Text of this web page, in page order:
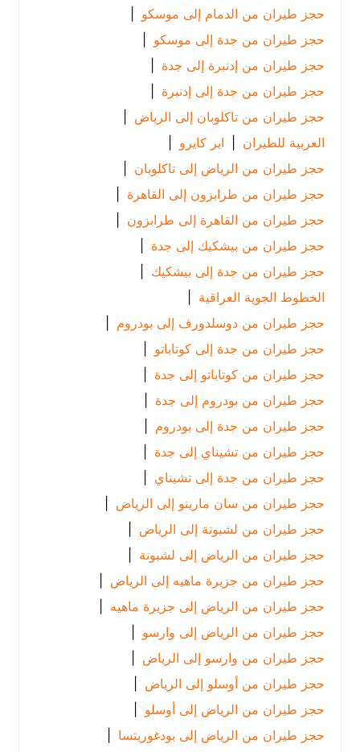
حجز طيران من الدمام إلى موسكو |
حجز طيران من جدة إلى موسكو |
حجز طيران من إدنبرة إلى جدة
حجز طيران من جدة إلى إدنبرة |
حجز طيران من تاكلوبان إلى الرياض
|
العربية للطيران | اير كايرو
|
حجز طيران من الرياض إلى تاكلوبان |
حجز طيران من طرابزون إلى القاهرة |
حجز طيران من القاهرة إلى طرابزون |
حجز طيران من بيشكيك إلى جدة
حجز طيران من جدة إلى بيشكيك |
الخطوط الجوية العراقية
حجز طيران من دوسلدورف إلى بودروم |
حجز طيران من جدة إلى كوتاباتو |
حجز طيران من كوتاباتو إلى جدة
حجز طيران من بودروم إلى جدة
حجز طيران من جدة إلى بودروم |
حجز طيران من تشيناي إلى جدة
حجز طيران من جدة إلى تشيناي |
حجز طيران من سان مارينو إلى الرياض
|
حجز طيران من لشبونة إلى الرياض
|
حجز طيران من الرياض إلى لشبونة |
حجز طيران من جزيرة ماهيه إلى الرياض
|
حجز طيران من الرياض إلى جزيرة ماهيه |
حجز طيران من الرياض إلى وارسو
|
حجز طيران من وارسو إلى الرياض
|
حجز طيران من أوسلو إلى الرياض
|
حجز طيران من الرياض إلى أوسلو
|
حجز طيران من الرياض إلى بودغوريتسا
|